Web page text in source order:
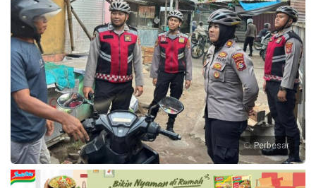
Perbesar